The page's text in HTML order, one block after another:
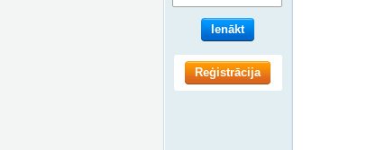
Ienākt
Reģistrācija